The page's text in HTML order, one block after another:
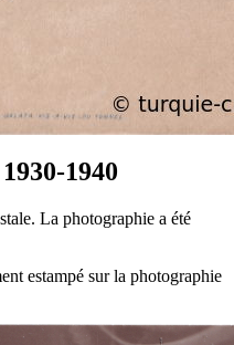
1940
La photographie a été
estampé sur la photographie